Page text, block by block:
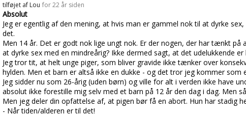
tilføjet af Lou for 22 år siden
Absolut
Jeg er egentlig af den mening, at hvis man er gammel nok til at dyrke
det.
Men 14 år. Det er godt nok lige ungt nok. Er der nogen, der har tænkt
at dyrke sex med en mindreårig? Ikke dermed sagt, at det udelukkende
Jeg tror tit, at helt unge piger, som bliver gravide ikke tænker over
hylden. Men et barn er altså ikke en dukke - og det tror jeg kommer som
Jeg sidder nu som 26-årig (uden børn) og ville for alt i verden ikke have
absolut ikke forestille mig selv med et barn på 12 år den dag i dag. Men
Men jeg deler din opfattelse af, at pigen bør få en abort. Hun har stadig
- Når tiden/alderen er til det!